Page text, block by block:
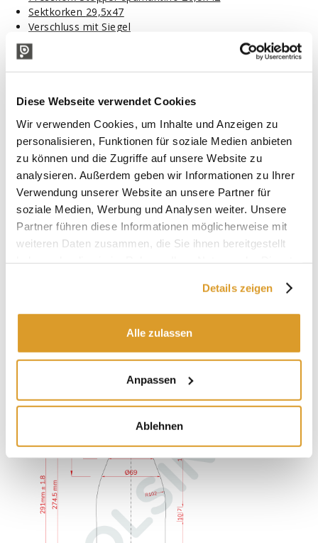
Diese Webseite verwendet Cookies
Wir verwenden Cookies, um Inhalte und Anzeigen zu
personalisieren, Funktionen für soziale Medien anbieten
zu können und die Zugriffe auf unsere Website zu
analysieren. Außerdem geben wir Informationen zu Ihrer
Verwendung unserer Website an unsere Partner für
soziale Medien, Werbung und Analysen weiter. Unsere
Partner führen diese Informationen möglicherweise mit
weiteren Daten zusammen, die Sie ihnen bereitgestellt
Details zeigen
Alle zulassen
Anpassen
Ablehnen
Sektkorken 29,5x47
Verschluss mit Siegel
Verschluss Pikkio glatt
Verschluss mit Griff glatt weiß mit Rillen
Verschluss mit Griff glatt braun mit Rillen
Verschluss flach mit Rillen
Verschluss mit Rillen
Abfallschlüssel
TECHNISCHE BESCHREIBUNG